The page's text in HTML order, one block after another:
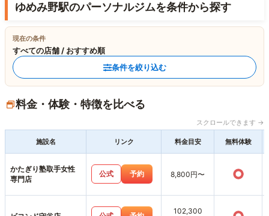
ゆめみ野駅のパーソナルジムを条件から探す
現在の条件
すべての店舗 / おすすめ順
条件を絞り込む
料金・体験・特徴を比べる
スクロールできます →
施設名 リンク 料金目安 無料体験
かたぎり塾取手女性
専門店
公式 予約 8,800円〜 ○
102,300